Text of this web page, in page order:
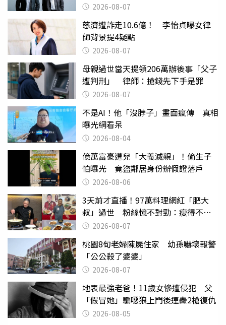
2026-08-07
慈濟遭詐走10.6億！ 李怡貞曝女律
師背景提4疑點
2026-08-07
母親過世當天提領206萬辦後事「父子
遭判刑」 律師：搶錢先下手是罪
2026-08-07
不是AI！他「沒脖子」畫面瘋傳 真相
曝光網看呆
2026-08-04
億萬富豪遭兒「大義滅親」！偷生子
怕曝光 竟盜鄰居身份辦假證落戶
2026-08-06
3天前才直播！97萬料理網紅「肥大
叔」過世 粉絲憶不對勁：瘦得不合
理 2026-08-07
桃園8旬老婦陳屍住家 幼孫嚇壞報警
「公公殺了婆婆」
2026-08-07
地表最強老爸！11歲女慘遭侵犯 父
「假冒她」騙噁狼上門後連轟2槍復仇
2026-08-05